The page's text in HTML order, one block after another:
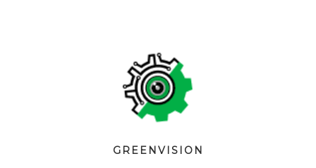
GREENVISION